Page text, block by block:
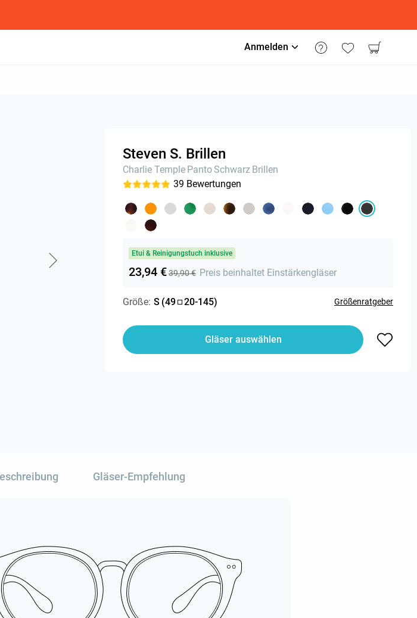
Anmelden
Steven S. Brillen
Charlie Temple Panto Schwarz Brillen
39 Bewertungen
Etui & Reinigungstuch inklusive
23,94 €39,90 € Preis beinhaltet Einstärkengläser
Größe: S (49 20-145) Größenratgeber
Gläser auswählen
Gläser-Empfehlung